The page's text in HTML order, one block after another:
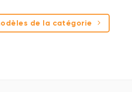
de la catégorie